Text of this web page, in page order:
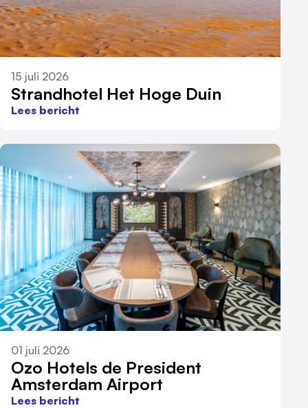
15 juli 2026
Strandhotel Het Hoge Duin
Lees bericht
01 juli 2026
Ozo Hotels de President
Amsterdam Airport
Lees bericht